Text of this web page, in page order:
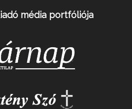
média portfóliója